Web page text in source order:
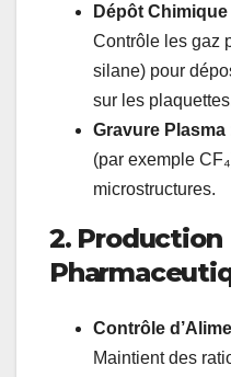
Dépôt
Contrôle les gaz
silane) pour
sur les
Gravure Plasma
(par exemple
microstructures.
2. Production
Contrôle
Maintient des